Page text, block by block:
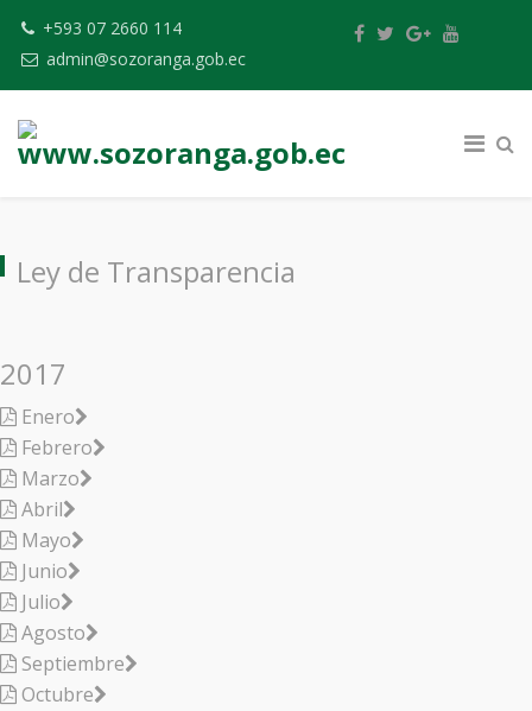
+593 07 2660 114
admin@sozoranga.gob.ec
Ley de Transparencia
2017
Enero
Febrero
Marzo
Abril
Mayo
Junio
Julio
Agosto
Septiembre
Octubre